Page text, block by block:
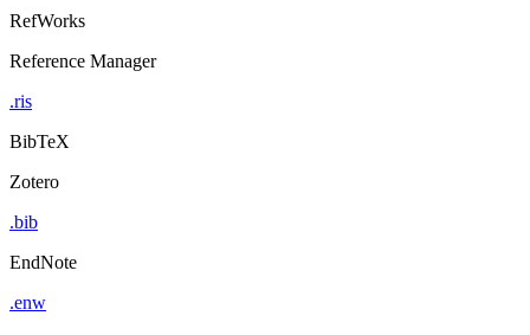
RefWorks
Reference Manager
.ris
BibTeX
Zotero
.bib
EndNote
.enw